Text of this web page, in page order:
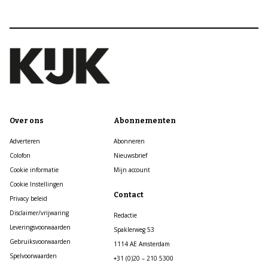
Over ons
Adverteren
Colofon
Cookie informatie
Cookie Instellingen
Privacy beleid
Disclaimer/vrijwaring
Leveringsvoorwaarden
Gebruiksvoorwaarden
Spelvoorwaarden
Abonnementen
Abonneren
Nieuwsbrief
Mijn account
Contact
Redactie
Spaklerweg 53
1114 AE Amsterdam
+31 (0)20 – 210 5300